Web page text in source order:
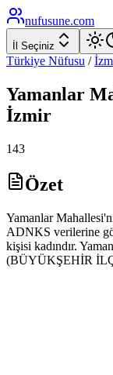
nufusune.com
İl Seçiniz
Türkiye Nüfusu /
Yamanlar
İzmir
143
Özet
Yamanlar
ADNKS verilerine
kişisi kadındır.
(BÜYÜKŞEHİR